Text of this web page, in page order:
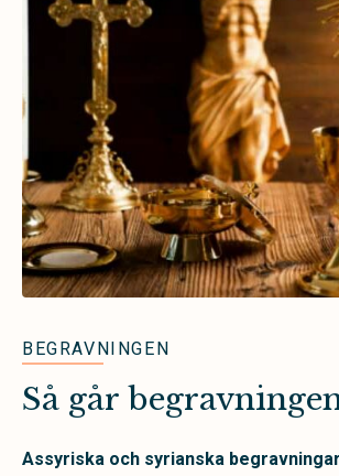
BEGRAVNINGEN
Så går
Assyriska och syrianska